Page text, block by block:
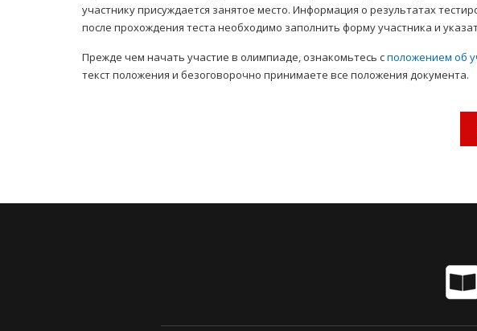
участнику присуждается занятое место. Информация о результатах
после прохождения теста необходимо заполнить форму участника и
Прежде чем начать участие в олимпиаде, ознакомьтесь сположением об
текст положения и безоговорочно принимаете все положения документа.